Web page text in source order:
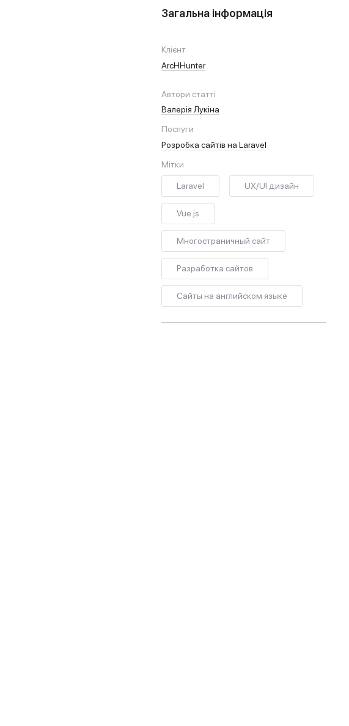
Загальна інформація
Клієнт
ArcHHunter
Автори статті
Валерія Лукіна
Послуги
Розробка сайтів на Laravel
Мітки
Laravel UX/UI дизайн
Vue.js
Многостраничный сайт
Разработка сайтов
Сайты на английском языке